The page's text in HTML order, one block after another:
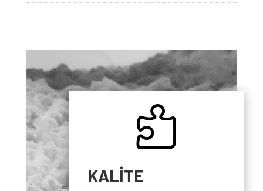

KALİTE